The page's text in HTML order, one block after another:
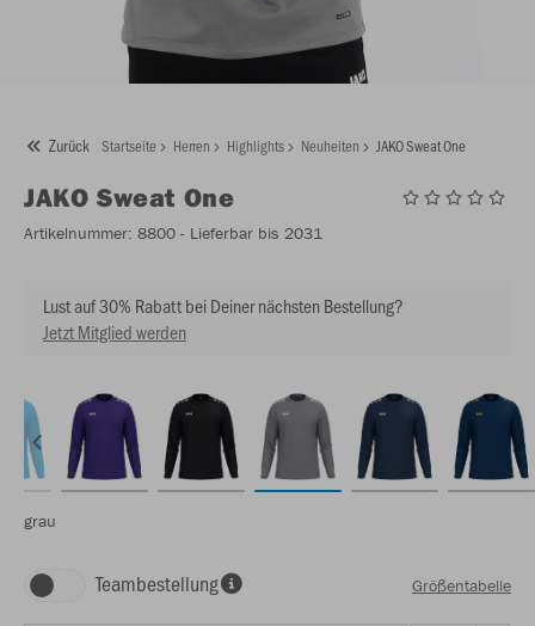
Zurück Startseite Herren Highlights Neuheiten JAKO Sweat One
JAKO Sweat One
Artikelnummer: 8800 - Lieferbar bis 2031
Lust auf 30% Rabatt bei Deiner nächsten Bestellung?
Jetzt Mitglied werden
grau
Teambestellung Größentabelle